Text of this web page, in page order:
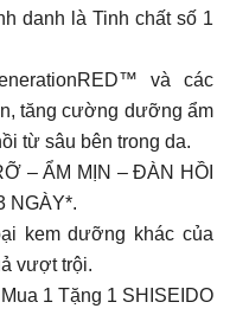
danh là Tinh chất số 1
và các
tăng cường dưỡng ẩm
từ sâu bên trong da.
– ẨM MỊN – ĐÀN HỒI
NGÀY*.
kem dưỡng khác của
vượt trội.
1 Tặng 1 SHISEIDO